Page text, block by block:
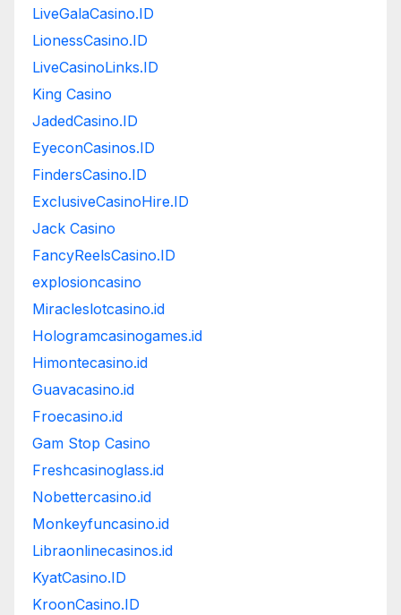
LiveGalaCasino.ID
LionessCasino.ID
LiveCasinoLinks.ID
King Casino
JadedCasino.ID
EyeconCasinos.ID
FindersCasino.ID
ExclusiveCasinoHire.ID
Jack Casino
FancyReelsCasino.ID
explosioncasino
Miracleslotcasino.id
Hologramcasinogames.id
Himontecasino.id
Guavacasino.id
Froecasino.id
Gam Stop Casino
Freshcasinoglass.id
Nobettercasino.id
Monkeyfuncasino.id
Libraonlinecasinos.id
KyatCasino.ID
KroonCasino.ID